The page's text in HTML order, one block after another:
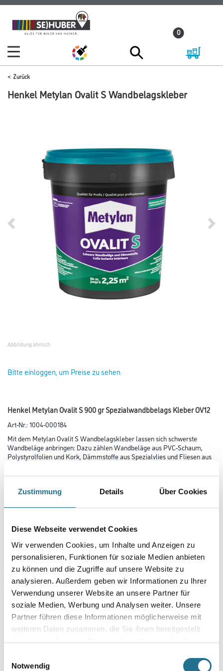
Zustimmung Details Über Cookies
Diese Webseite verwendet Cookies
Wir verwenden Cookies, um Inhalte und Anzeigen zu
personalisieren, Funktionen für soziale Medien anbieten
zu können und die Zugriffe auf unsere Website zu
analysieren. Außerdem geben wir Informationen zu Ihrer
Verwendung unserer Website an unsere Partner für
soziale Medien, Werbung und Analysen weiter. Unsere
Partner führen diese Informationen möglicherweise mit
weiteren Daten zusammen, die Sie ihnen bereitgestellt
haben oder die sie im Rahmen Ihrer Nutzung der Dienste
Notwendig
Zum
Inhalt
Zum
Navigationsmenü
0
Zurück
Henkel Metylan Ovalit S Wandbelagskleber
Abbildung ähnlich
Bitte einloggen, um Preise zu sehen
Henkel Metylan Ovalit S 900 gr Spezialwandbbelags Kleber OV12
Art-Nr.:1004-000184
Mit dem Metylan Ovalit S Wandbelagskleber lassen sich schwerste
Wandbeläge anbringen: Dazu zählen Wandbeläge aus PVC-Schaum,
Polystyrolfolien und Kork, Dämmstoffe aus Spezialvlies und Fliesen aus
wasserfeste Kleister bietet dabei eine extrem hohe Klebkraft und
Weichmacher beständig und eignet sich sowohl für die Anwendung in
Anwendung ist der Tapetenkleister gebrauchsfertig.
Gebinde
Umrechnungsfaktoren